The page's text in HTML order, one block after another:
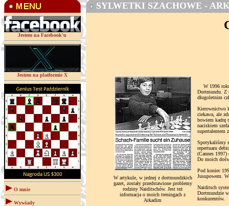
Jestem na Facebook'u
Jestem na platformie X
O mnie
Wywiady
SYLWETKI SZACHOWE -
W artykule, w jednej z dortmundzkich
gazet, zostały przedstawione problemy
rodziny Naiditschów. Jest też
informacja o moich treningach z
Arkadim
W 1996 roku
Dortmundu. Z
długoletnim
Kierownictwo
ciekawa, ale
bowiem kadrę
naciskiem
supertalentem
Spotykaliśmy
repertuaru
(Cannes
Do moich
Pod koniec
Jusupowem.
Naiditsch
Dortmundzie
konkurentów.